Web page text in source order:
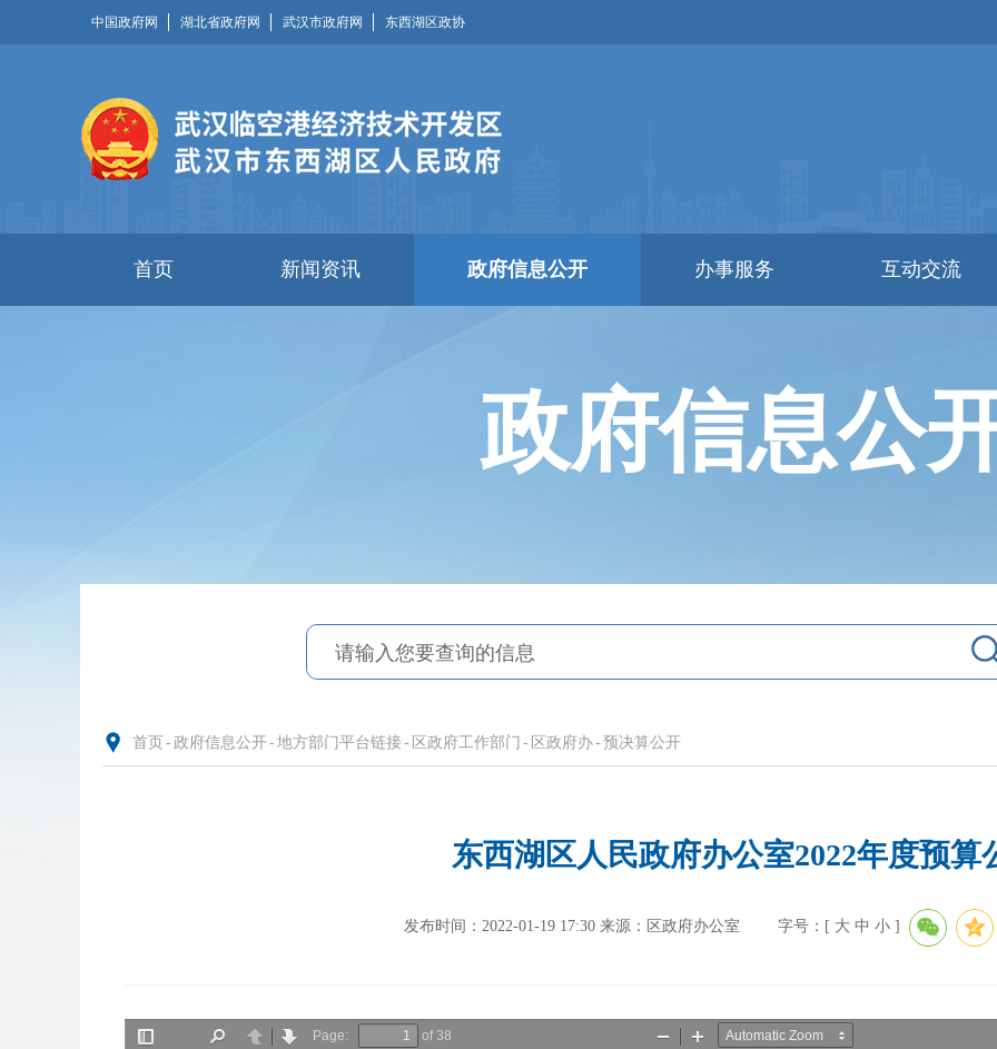
中国政府网 湖北省政府网 武汉市政府网 东西湖区政协
首页 新闻资讯 政府信息公开 办事服务 互动交流
政府信息公
首页 - 政府信息公开- 地方部门平台链接- 区政府工作部门 - 区政府办- 预决算公开
东西湖区人民政府办公室2022年度预算
发布时间：2022-01-19 17:30 来源：区政府办公室 字号：[ 大 中 小 ]